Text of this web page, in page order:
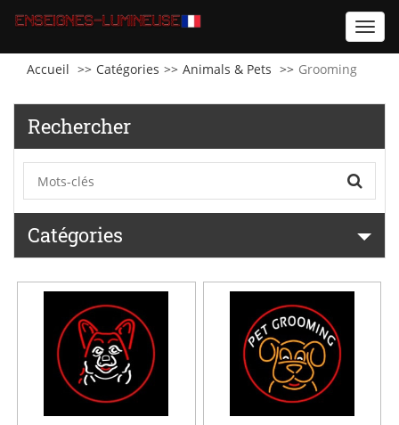
Accueil
Catégories Animals & Pets Grooming
Rechercher
Catégories